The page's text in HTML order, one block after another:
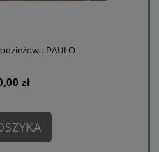
PAULO
zł